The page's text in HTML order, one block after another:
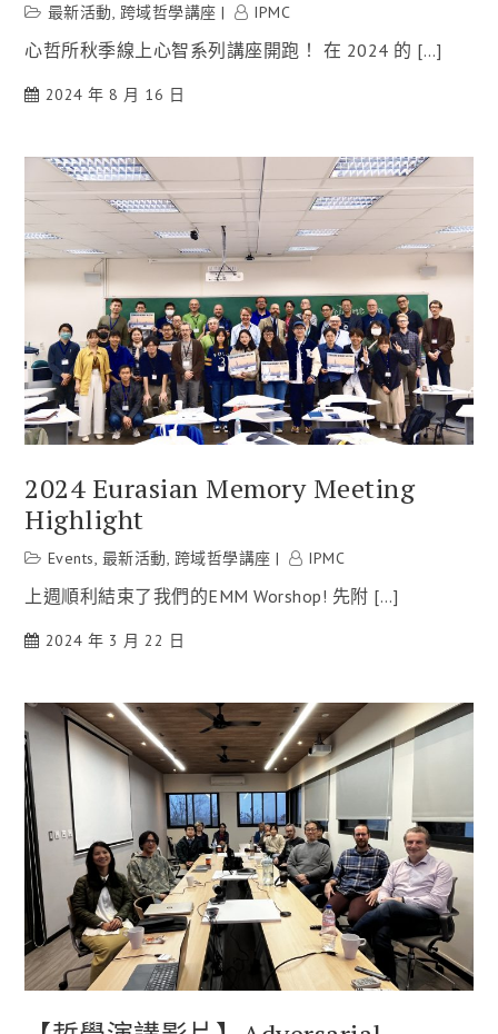
最新活動 跨域哲學講座 IPMC
心哲所秋季線上心智系列講座開跑！ 在 2024 的 […]
2024 年 8 月 16 日
2024 Eurasian Memory Meeting
Highlight
Events, 最新活動, 跨域哲學講座 IPMC
上週順利結束了我們的EMM Worshop! 先附 […]
2024 年 3 月 22 日